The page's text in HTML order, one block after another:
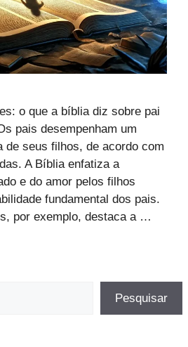
o que a bíblia diz sobre pai
pais desempenham um
de seus filhos, de acordo com
A Bíblia enfatiza a
e do amor pelos filhos
fundamental dos pais.
por exemplo, destaca a …
Pesquisar